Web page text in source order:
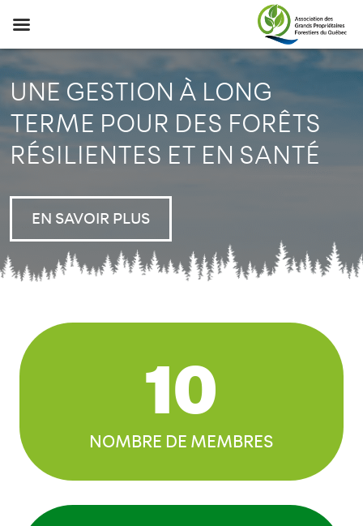
UNE GESTION À LONG
TERME POUR DES FORÊTS
RÉSILIENTES ET EN SANTÉ
EN SAVOIR PLUS
10
NOMBRE DE MEMBRES